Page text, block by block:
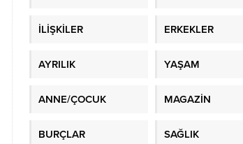
İLİŞKİLER ERKEKLER
AYRILIK YAŞAM
ANNE/ÇOCUK MAGAZİN
BURÇLAR SAĞLIK